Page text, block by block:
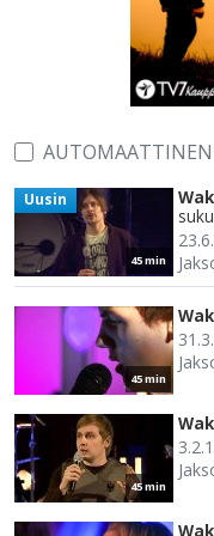
45 min
Uusin
45 min
45 min